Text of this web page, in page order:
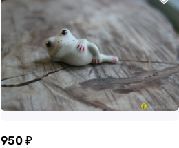
950 ₽